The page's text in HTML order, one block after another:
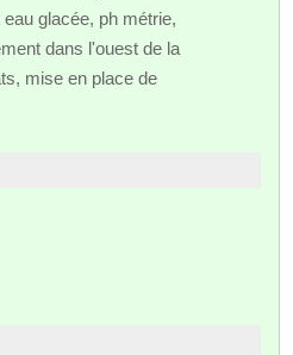
glacée, ph métrie,
dans l'ouest de la
mise en place de